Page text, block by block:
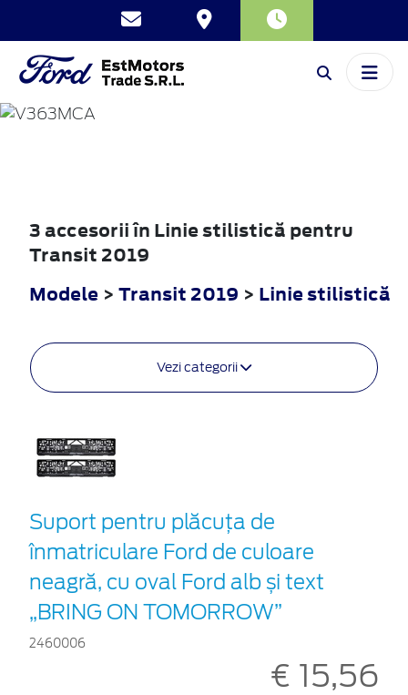
TRANSIT
3 accesorii în Linie stilistică pentru
Transit 2019
Modele > Transit 2019 > Linie stilistică
Vezi categorii
Suport pentru plăcuța de
înmatriculare Ford de culoare
neagră, cu oval Ford alb și text
„BRING ON TOMORROW”
2460006
€ 15,56